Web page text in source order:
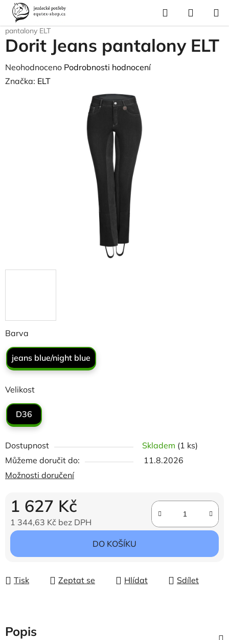
Přejít
obsah
Hledat
KOŠÍK
Domů
Pro jezdce
pantalony ELT
Barva
jeans blue/night blue
Velikost
D36
Dostupnost Skladem (1 ks)
Můžeme doručit do:
11.8.2026
Možnosti doručení
1 627 Kč
1 344,63 Kč bez DPH
Měrná cena:
DO KOŠÍKU
Tisk Zeptat se Hlídat Sdílet
Dorit Jeans pantalony ELT
Průměrné
hodnocení
Neohodnoceno Podrobnosti hodnocení
Značka: ELT
Popis